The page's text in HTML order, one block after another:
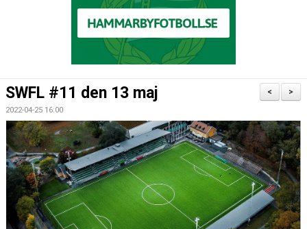
KONTAKT
>
<
SWFL #11 den 13 maj
2022-04-25 16:00